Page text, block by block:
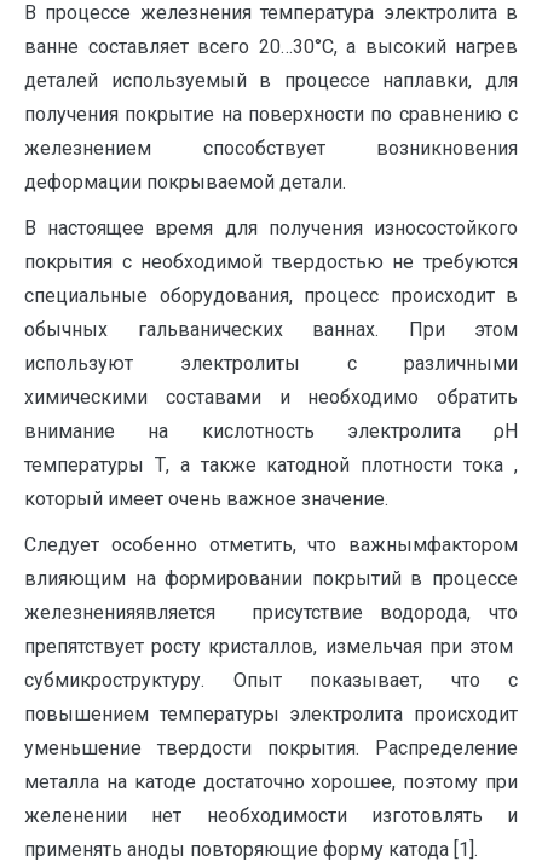
В процессе железнения температура электролита в
ванне составляет всего 20…30°С, а высокий нагрев
деталей используемый в процессе наплавки, для
получения покрытие на поверхности по сравнению с
железнением способствует возникновения
деформации покрываемой детали.
В настоящее время для получения износостойкого
покрытия с необходимой твердостью не требуются
специальные оборудования, процесс происходит в
обычных гальванических ваннах. При этом
используют электролиты с различными
химическими составами и необходимо обратить
внимание на кислотность электролита ρН
температуры Т, а также катодной плотности тока ,
который имеет очень важное значение.
Следует особенно отметить, что важнымфактором
влияющим на формировании покрытий в процессе
железненияявляется присутствие водорода, что
препятствует росту кристаллов, измельчая при этом
субмикроструктуру. Опыт показывает, что с
повышением температуры электролита происходит
уменьшение твердости покрытия. Распределение
металла на катоде достаточно хорошее, поэтому при
желенении нет необходимости изготовлять и
применять аноды повторяющие форму катода [1].